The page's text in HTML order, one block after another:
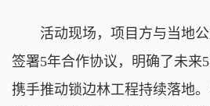
活动现场，项目方与当地公
签署5年合作协议，明确了未来
携手推动锁边林工程持续落地